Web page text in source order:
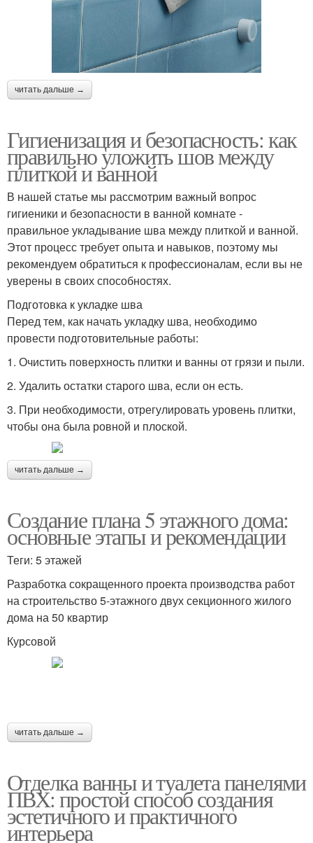
читать дальше →
Гигиенизация и безопасность: как
правильно уложить шов между
плиткой и ванной
В нашей статье мы рассмотрим важный вопрос
гигиеники и безопасности в ванной комнате -
правильное укладывание шва между плиткой и ванной.
Этот процесс требует опыта и навыков, поэтому мы
рекомендуем обратиться к профессионалам, если вы не
уверены в своих способностях.
Подготовка к укладке шва
Перед тем, как начать укладку шва, необходимо
провести подготовительные работы:
1. Очистить поверхность плитки и ванны от грязи и пыли.
2. Удалить остатки старого шва, если он есть.
3. При необходимости, отрегулировать уровень плитки,
чтобы она была ровной и плоской.
читать дальше →
Создание плана 5 этажного дома:
основные этапы и рекомендации
Теги: 5 этажей
Разработка сокращенного проекта производства работ
на строительство 5-этажного двух секционного жилого
дома на 50 квартир
Курсовой
читать дальше →
Отделка ванны и туалета панелями
ПВХ: простой способ создания
эстетичного и практичного
интерьера